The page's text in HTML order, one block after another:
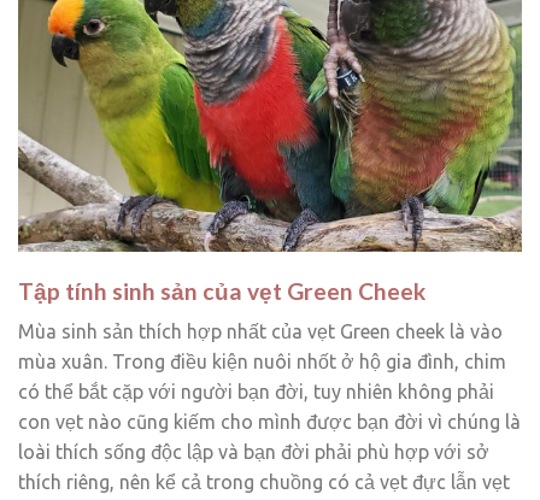
Tập tính sinh sản của vẹt Green Cheek
Mùa sinh sản thích hợp nhất của vẹt Green cheek là vào
mùa xuân. Trong điều kiện nuôi nhốt ở hộ gia đình, chim
có thể bắt cặp với người bạn đời, tuy nhiên không phải
con vẹt nào cũng kiếm cho mình được bạn đời vì chúng là
loài thích sống độc lập và bạn đời phải phù hợp với sở
thích riêng, nên kể cả trong chuồng có cả vẹt đực lẫn vẹt